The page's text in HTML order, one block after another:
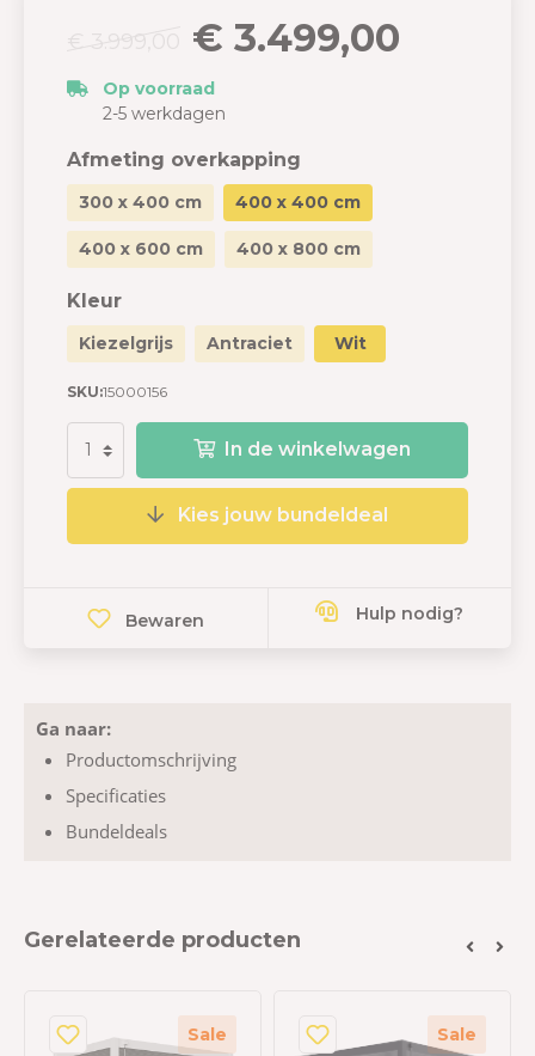
€ 3.499,00
Op voorraad
2-5 werkdagen
Afmeting overkapping
300 x 400 cm 400 x 400 cm
400 x 600 cm 400 x 800 cm
Kleur
Kiezelgrijs Antraciet Wit
SKU:15000156
In de winkelwagen
Kies jouw bundeldeal
Bewaren Hulp nodig?
Ga naar:
Productomschrijving
Specificaties
Bundeldeals
Gerelateerde producten
Sale Sale